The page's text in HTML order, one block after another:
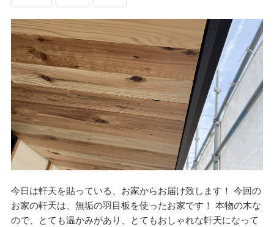
今日は軒天を貼っている、お家からお届け致します！ 今回の
お家の軒天は、無垢の羽目板を使ったお家です！ 本物の木な
ので、とても温かみがあり、とてもおしゃれな軒天になって